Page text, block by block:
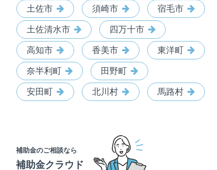
土佐市 須崎市 宿毛市
土佐清水市 四万十市
高知市 香美市 東洋町
奈半利町 田野町
安田町 北川村 馬路村
補助金のご相談なら
補助金クラウド